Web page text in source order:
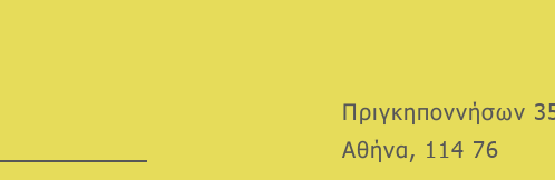
Πριγκηποννήσων
Αθήνα, 114 76